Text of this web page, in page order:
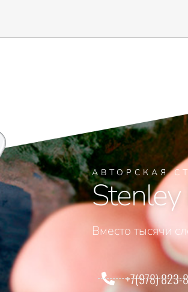
АВТОРСКАЯ
Вместо тысячи
+7(978) 823-